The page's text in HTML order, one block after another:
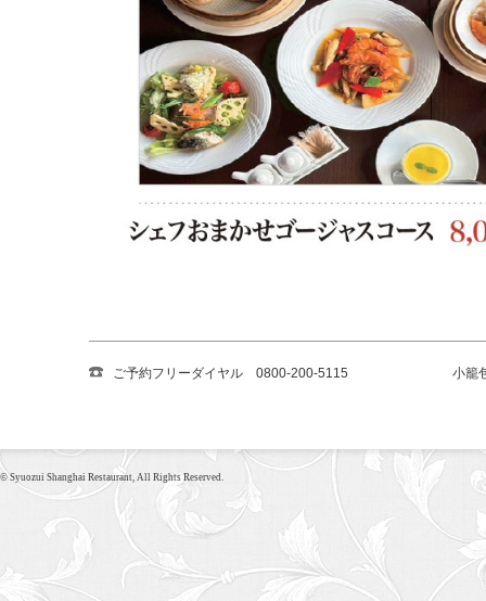
小籠
ご予約フリーダイヤル 0800-200-5115
© Syuozui Shanghai Restaurant, All Rights Reserved.